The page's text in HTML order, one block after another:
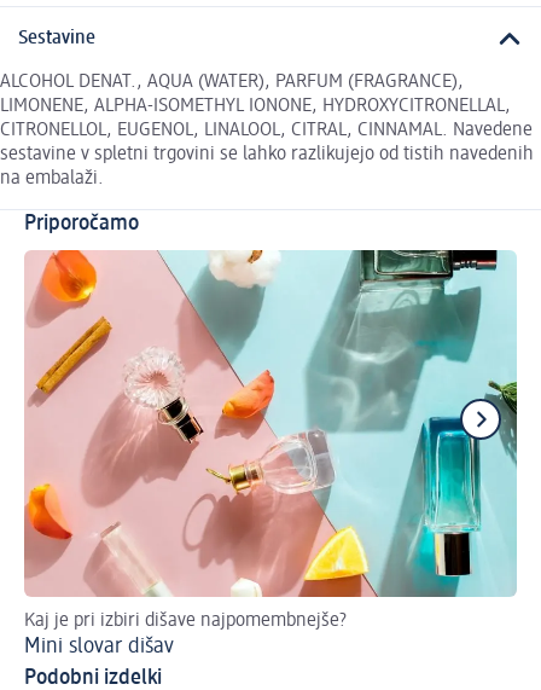
Sestavine
ALCOHOL DENAT., AQUA (WATER), PARFUM (FRAGRANCE),
LIMONENE, ALPHA-ISOMETHYL IONONE, HYDROXYCITRONELLAL,
CITRONELLOL, EUGENOL, LINALOOL, CITRAL, CINNAMAL. Navedene
sestavine v spletni trgovini se lahko razlikujejo od tistih navedenih
na embalaži.
Priporočamo
Kaj je pri izbiri dišave najpomembnejše?
Mini slovar dišav
Podobni izdelki